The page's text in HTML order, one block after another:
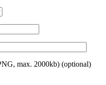
max. 2000kb) (optional)